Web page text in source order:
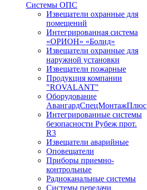
Системы ОПС
Извещатели охранные для
помещений
Интегрированная система
«ОРИОН» «Болид»
Извещатели охранные для
наружной установки
Извещатели пожарные
Продукция компании
"ROVALANT"
Оборудование
АвангардСпецМонтажПлюс
Интегрированные системы
безопасности Рубеж прот.
R3
Извещатели аварийные
Оповещатели
Приборы приемно-
контрольные
Радиоканальные системы
Системы передачи